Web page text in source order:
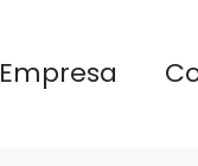
Empresa